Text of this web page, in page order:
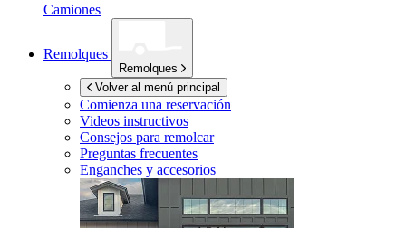
Camiones
Remolques
Remolques
Volver al menú principal
Comienza una reservación
Videos instructivos
Consejos para remolcar
Preguntas frecuentes
Enganches y accesorios